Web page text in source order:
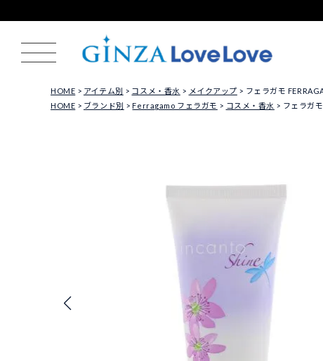
HOME アイテム別 コスメ・香水 メイクアップ
フェラガモ
HOME
ブランド別 Ferragamo フェラガモ コスメ・香水 フェラガ